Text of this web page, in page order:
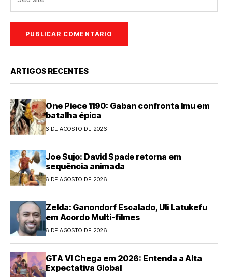
ARTIGOS RECENTES
One Piece 1190: Gaban confronta Imu em
batalha épica
6 DE AGOSTO DE 2026
Joe Sujo: David Spade retorna em
sequência animada
6 DE AGOSTO DE 2026
Zelda: Ganondorf Escalado, Uli Latukefu
em Acordo Multi-filmes
6 DE AGOSTO DE 2026
GTA VI Chega em 2026: Entenda a Alta
Expectativa Global